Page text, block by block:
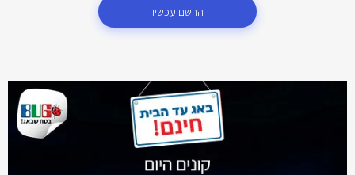
הרשם עכשיו